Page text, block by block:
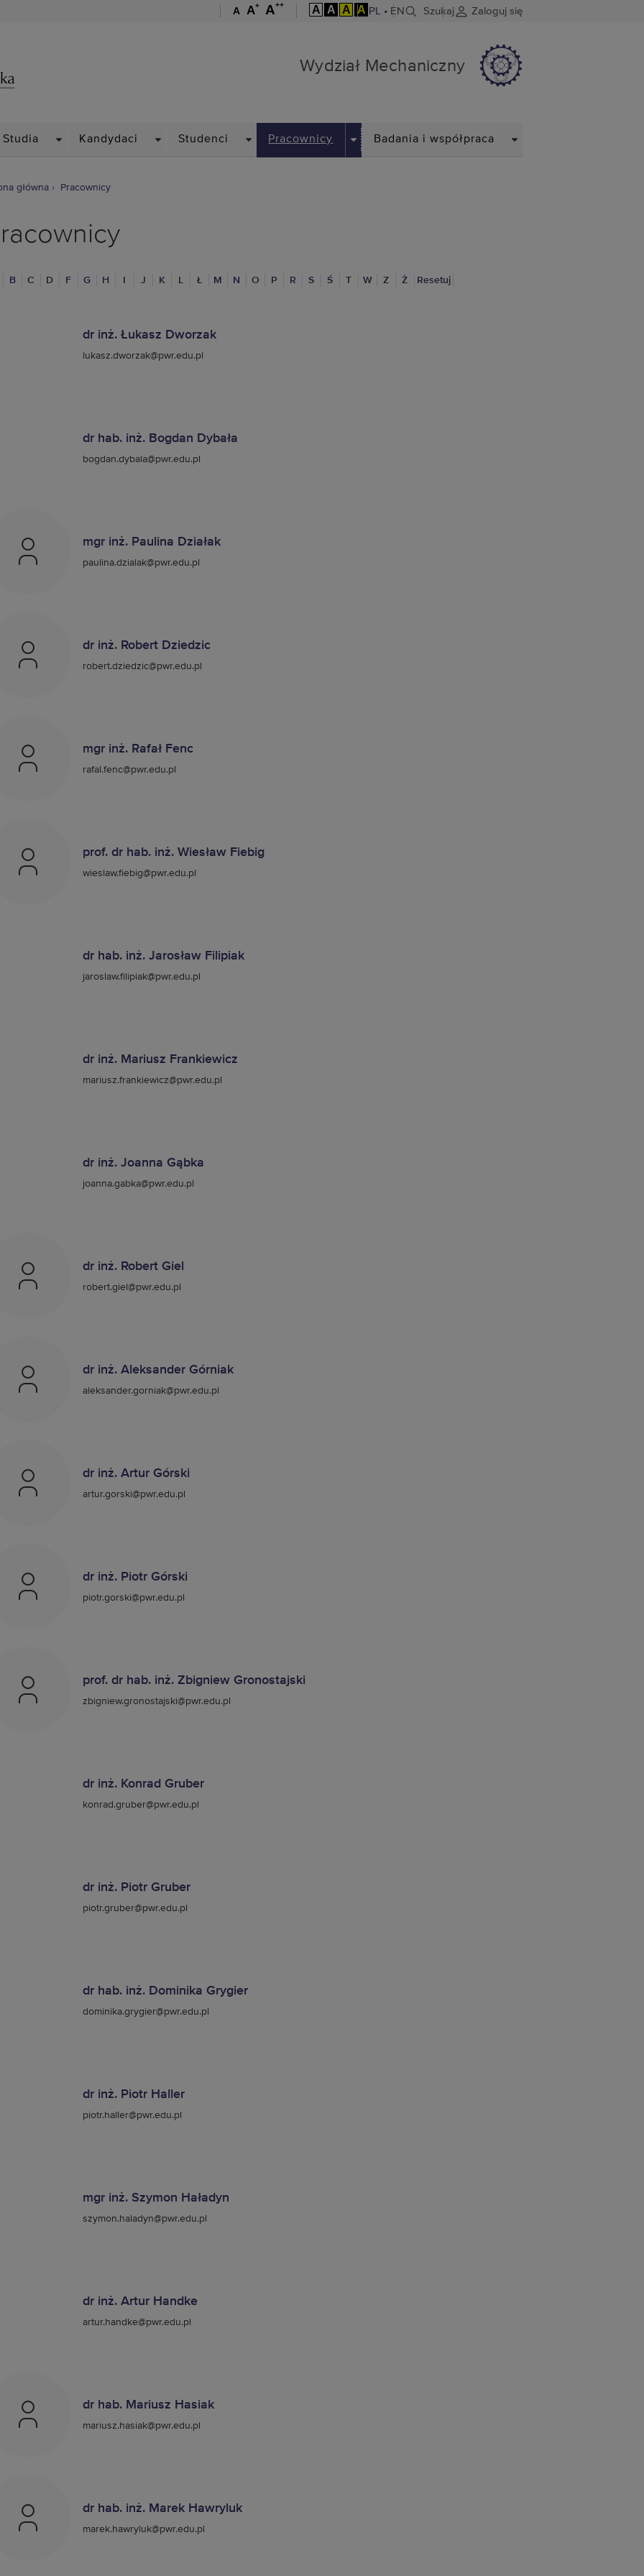
A A+ A++ A A A A PL • EN Szukaj Zaloguj się
Wydział Mechaniczny
Studia Kandydaci Studenci Pracownicy
DROPDOWN
Badania i współpraca
główna Pracownicy
B C D F G H J K L Ł M N O P R S Ś T W Z Ż Resetuj
dr inż. Łukasz Dworzak
lukasz.dworzak@pwr.edu.pl
dr hab. inż. Bogdan Dybała
bogdan.dybala@pwr.edu.pl
mgr inż. Paulina Działak
paulina.dzialak@pwr.edu.pl
dr inż. Robert Dziedzic
robert.dziedzic@pwr.edu.pl
mgr inż. Rafał Fenc
rafal.fenc@pwr.edu.pl
prof. dr hab. inż. Wiesław Fiebig
wieslaw.fiebig@pwr.edu.pl
dr hab. inż. Jarosław Filipiak
jaroslaw.filipiak@pwr.edu.pl
dr inż. Mariusz Frankiewicz
mariusz.frankiewicz@pwr.edu.pl
dr inż. Joanna Gąbka
joanna.gabka@pwr.edu.pl
dr inż. Robert Giel
robert.giel@pwr.edu.pl
dr inż. Aleksander Górniak
aleksander.gorniak@pwr.edu.pl
dr inż. Artur Górski
artur.gorski@pwr.edu.pl
dr inż. Piotr Górski
piotr.gorski@pwr.edu.pl
prof. dr hab. inż. Zbigniew Gronostajski
zbigniew.gronostajski@pwr.edu.pl
dr inż. Konrad Gruber
konrad.gruber@pwr.edu.pl
dr inż. Piotr Gruber
piotr.gruber@pwr.edu.pl
dr hab. inż. Dominika Grygier
dominika.grygier@pwr.edu.pl
dr inż. Piotr Haller
piotr.haller@pwr.edu.pl
mgr inż. Szymon Haładyn
szymon.haladyn@pwr.edu.pl
dr inż. Artur Handke
artur.handke@pwr.edu.pl
dr hab. Mariusz Hasiak
mariusz.hasiak@pwr.edu.pl
dr hab. inż. Marek Hawryluk
marek.hawryluk@pwr.edu.pl